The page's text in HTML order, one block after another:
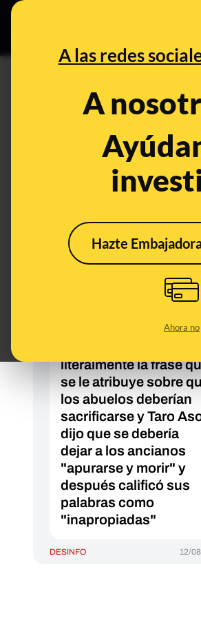
A las redes
A
Hazte
Ahora no
abuelos
No hay pruebas de que
Christine Lagarde
demasiado", Dan
literalmente la frase
se le atribuye sobre
los abuelos deberían
sacrificarse y Taro
dijo que se debería
dejar a los ancianos
"apurarse y morir" y
después calificó sus
palabras como
"inapropiadas"
DESINFO 12/